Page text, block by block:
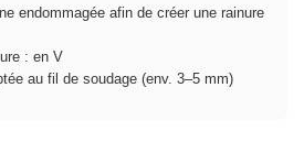
endommagée afin de créer une rainure
: en V
au fil de soudage (env. 3–5 mm)